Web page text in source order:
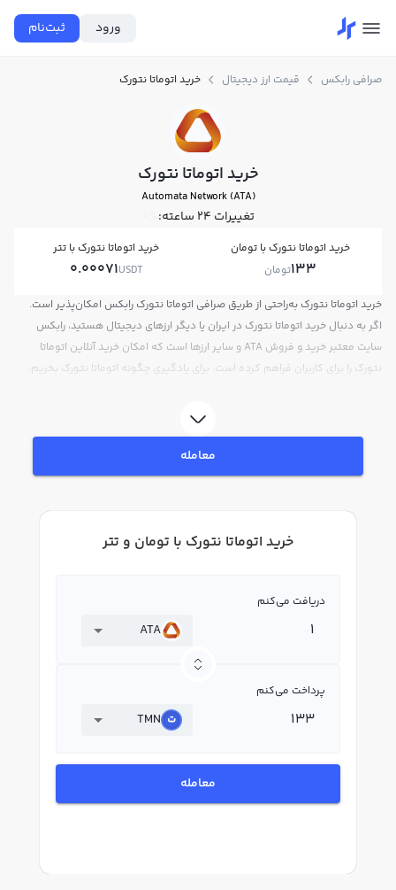
ورود ثبت‌نام
صرافی رابکس قیمت ارز دیجیتال خرید اتوماتا نتورک
خرید اتوماتا نتورک
Automata Network (ATA)
تغییرات ۲۴ ساعته: 0%
خرید اتوماتا نتورک با تومان
133تومان
خرید اتوماتا نتورک با تتر
0.00071USDT
خرید اتوماتا نتورک به‌راحتی از طریق صرافی اتوماتا نتورک رابکس امکان‌پذیر است.
اگر به دنبال خرید اتوماتا نتورک در ایران یا دیگر ارزهای دیجیتال هستید، رابکس
سایت معتبر خرید و فروش ATA و سایر ارزها است که امکان خرید آنلاین اتوماتا
نتورک را برای کاربران فراهم کرده است. برای یادگیری چگونه اتوماتا نتورک بخریم،
به خرید و فروش اتوماتا نتورک ATA بپردازید. در بازار رابکس، قیمت لحظه‌ای، نمودار و
امکانات فروش اتوماتا نتورک نیز در دسترس شما قرار دارد تا بتوانید تصمیمات بهتری
معامله
خرید اتوماتا نتورک با تومان و تتر
دریافت می‌کنم
ATA
پرداخت می‌کنم
TMN
معامله